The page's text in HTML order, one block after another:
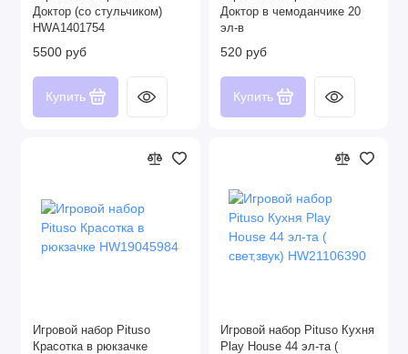
Доктор (со стульчиком)
HWA1401754
5500 руб
Купить
Доктор в чемоданчике 20
эл-в
520 руб
Купить
Игровой набор Pituso
Красотка в рюкзачке
Игровой набор Pituso Кухня
Play House 44 эл-та (